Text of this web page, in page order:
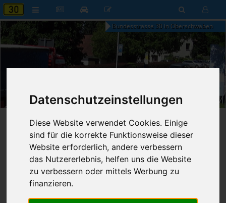
Datenschutzeinstellungen
Diese Website verwendet Cookies. Einige
sind für die korrekte Funktionsweise dieser
Website erforderlich, andere verbessern
das Nutzererlebnis, helfen uns die Website
zu verbessern oder mittels Werbung zu
finanzieren.
Bundesstrasse 30 in Oberschwaben
Donnerstag, 6. August 2026
Startseite»B30 aktuell »Nachrichten
Nachrichten